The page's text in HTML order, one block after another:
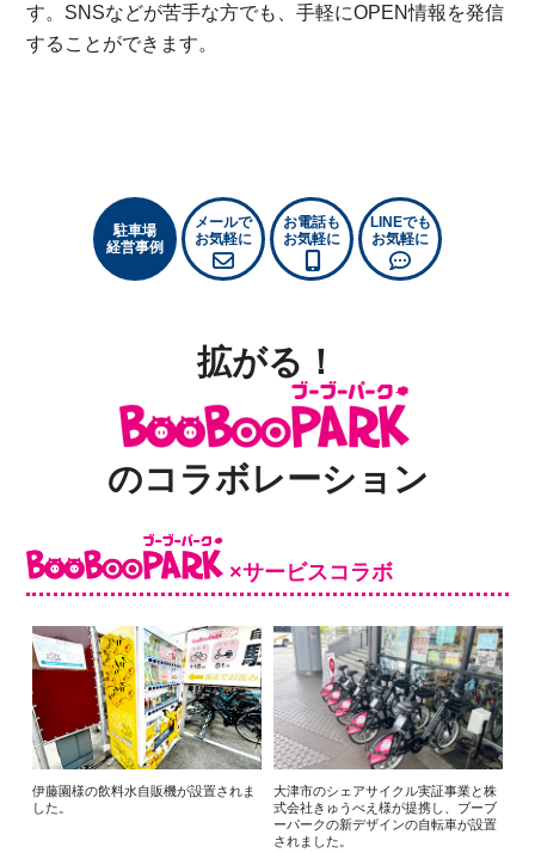
す。SNSなどが苦手な方でも、手軽にOPEN情報を発信
することができます。
駐車場
経営事例
メールで
お気軽に
お電話も
お気軽に
LINEでも
お気軽に
拡がる！
のコラボレーション
×サービスコラボ
伊藤園様の飲料水自販機が設置されま
した。
大津市のシェアサイクル実証事業と株
式会社きゅうべえ様が提携し、ブーブ
ーパークの新デザインの自転車が設置
されました。